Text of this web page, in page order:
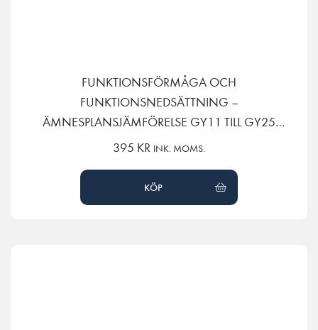
FUNKTIONSFÖRMÅGA OCH
FUNKTIONSNEDSÄTTNING –
ÄMNESPLANSJÄMFÖRELSE GY11 TILL GY25
(KOPIA)
395 KR INK. MOMS.
KÖP